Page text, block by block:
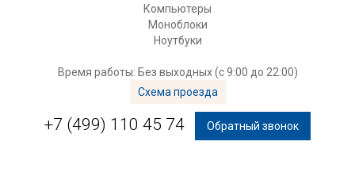
Компьютеры
Моноблоки
Ноутбуки
Время работы: Без выходных (с 9:00 до 22:00)
Схема проезда
+7 (499) 110 45 74 Обратный звонок